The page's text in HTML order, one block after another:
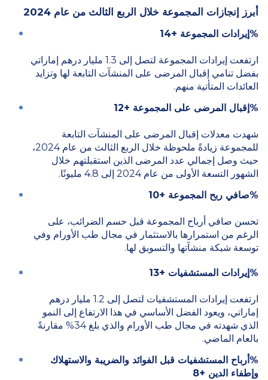
أبرز إنجازات المجموعة خلال الربع الثالث من عام 2024
%إيرادات المجموعة +14
ارتفعت إيرادات المجموعة لتصل إلى 1.3 مليار درهم إماراتي
بفضل تنامي إقبال المرضى على المنشآت التابعة لها وتزايد
العائدات المتأتية منهم.
%إقبال المرضى على المجموعة +12
شهدت معدلات إقبال المرضى على المنشآت التابعة
للمجموعة زيادةً ملحوظة خلال الربع الثالث من عام 2024،
حيث وصل إجمالي عدد المرضى الذين استقبلتهم خلال
الشهور التسعة الأولى من عام 2024 إلى 4.8 مليونًا.
%صافي ربح المجموعة +10
تحسن صافي أرباح المجموعة قبل حسم الضرائب، على
الرغم من استمرارها بالاستثمار في مجال طب الأورام وفي
توسعة شبكة منشآتها والتسويق لها.
%إيرادات المستشفيات +13
ارتفعت إيرادات المستشفيات لتصل إلى 1.2 مليار درهم
إماراتي، ويعود الفضل الأساسي في هذا الارتفاع إلى النمو
الذي شهدته في مجال طب الأورام والذي بلغ 34% مقارنةً
بالعام الماضي.
%أرباح المستشفيات قبل الفوائد والضريبة والاستهلاك
وإطفاء الدين +8